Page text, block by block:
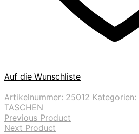
Auf die Wunschliste
Artikelnummer: 25012 Kategorien:
TASCHEN
Previous Product
Next Product